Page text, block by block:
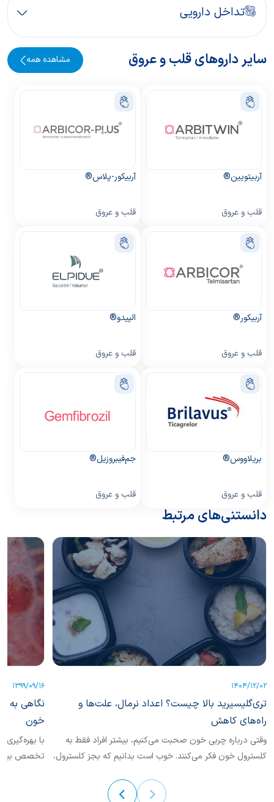
تداخل دارویی
سایر داروهای قلب و عروق مشاهده همه
آربیتویین®
قلب و عروق
آربیکور-پلاس®
قلب و عروق
آربیکور®
قلب و عروق
الپیدو®
قلب و عروق
بریلاووس®
قلب و عروق
جم‌فيبروزيل®
قلب و عروق
دانستنی‌های مرتبط
1404/12/02
تری‌گلیسیرید بالا چیست؟ اعداد نرمال، علت‌ها و
راه‌های کاهش
وقتی درباره چربی خون صحبت می‌کنیم، بیشتر افراد فقط به
کلسترول خون فکر می‌کنند. خوب است بدانیم که بجز کلسترول،
1399/09/16
نگاهی به
خون
با
تخصص